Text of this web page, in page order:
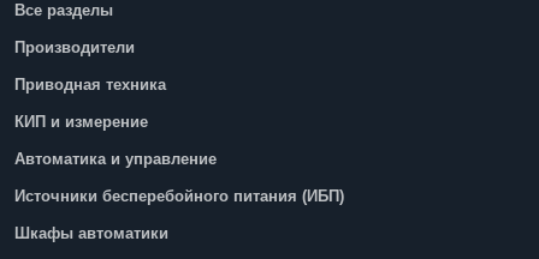
Все разделы
Производители
Приводная техника
КИП и измерение
Автоматика и управление
Источники бесперебойного питания (ИБП)
Шкафы автоматики